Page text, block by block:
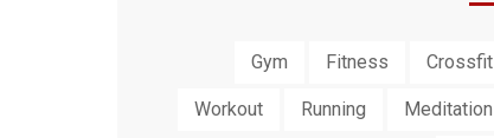
Crossfit
Fitness
Gym
Meditation
Running
Workout